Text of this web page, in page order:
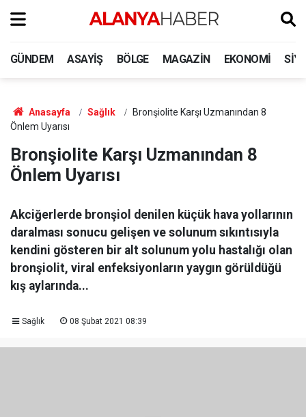
GÜNDEM ASAYIŞ BÖLGE MAGAZIN EKONOMI
Anasayfa Sağlık
Bronşiolite Karşı Uzmanından 8
Önlem Uyarısı
Bronşiolite Karşı Uzmanından 8
Önlem Uyarısı
Akciğerlerde bronşiol denilen küçük hava yollarının
daralması sonucu gelişen ve solunum sıkıntısıyla
kendini gösteren bir alt solunum yolu hastalığı olan
bronşiolit, viral enfeksiyonların yaygın görüldüğü
kış aylarında...
Sağlık 08 Şubat 2021 08:39